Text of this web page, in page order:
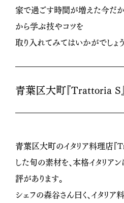
家で過ごす時間が増えた今だか
から学ぶ技やコツを
取り入れてみてはいかがでしょ
青葉区大町『Trattoria S
青葉区大町のイタリア料理店『
した旬の素材を、本格イタリア
評があります。
シェフの森谷さん曰く、イタリ